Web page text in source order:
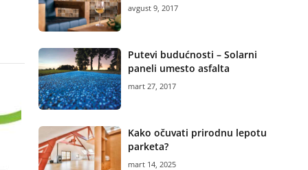
avgust 9, 2017
Putevi budućnosti – Solarni
paneli umesto asfalta
mart 27, 2017
Kako očuvati prirodnu lepotu
parketa?
mart 14, 2025